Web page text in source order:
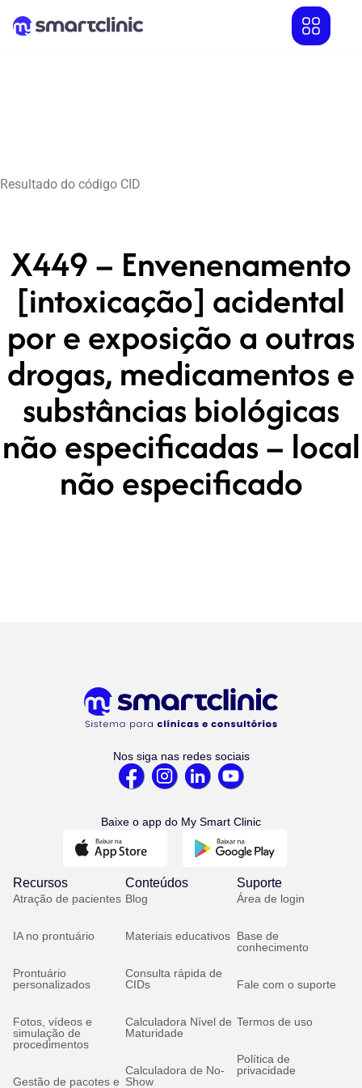
Resultado do código CID
X449 – Envenenamento
[intoxicação] acidental
por e exposição a outras
drogas, medicamentos e
substâncias biológicas
não especificadas – local
não especificado
Nos siga nas redes sociais
Baixe o app do My Smart Clinic
Recursos
Atração de pacientes
IA no prontuário
Prontuário
personalizados
Fotos, vídeos e
simulação de
procedimentos
Gestão de pacotes e
Conteúdos
Blog
Materiais educativos
Consulta rápida de
CIDs
Calculadora Nível de
Maturidade
Calculadora de No-
Show
Suporte
Área de login
Base de
conhecimento
Fale com o suporte
Termos de uso
Política de
privacidade